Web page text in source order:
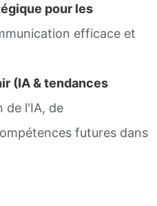
pour les
efficace et
(IA & tendances
de l'IA, de
futures dans